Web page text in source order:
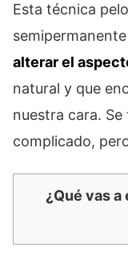
Esta técnica
alterar el
natural y que
nuestra cara.
complicado,
¿Qué vas